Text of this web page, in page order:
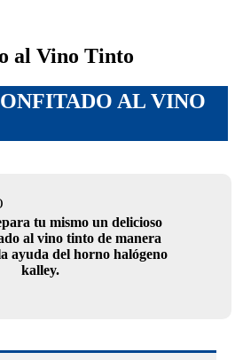
al Vino Tinto
AL VINO
tu mismo un delicioso
al vino tinto de manera
ayuda del horno halógeno
kalley.